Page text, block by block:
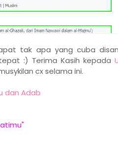
tak apa yang cuba
:) Terima Kasih kepada
cx selama ini.
dan Adab